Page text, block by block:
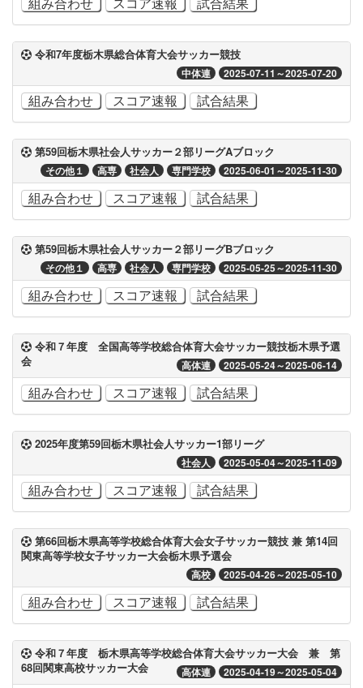
令和7年度栃木県総合体育大会サッカー競技
中体連 2025-07-11～2025-07-20
組み合わせ スコア速報 試合結果
第59回栃木県社会人サッカー２部リーグAブロック
その他１ 高専 社会人 専門学校 2025-06-01～2025-11-30
組み合わせ スコア速報 試合結果
第59回栃木県社会人サッカー２部リーグBブロック
その他１ 高専 社会人 専門学校 2025-05-25～2025-11-30
組み合わせ スコア速報 試合結果
令和７年度 全国高等学校総合体育大会サッカー競技栃木県予選
会
高体連 2025-05-24～2025-06-14
組み合わせ スコア速報 試合結果
2025年度第59回栃木県社会人サッカー1部リーグ
社会人 2025-05-04～2025-11-09
組み合わせ スコア速報 試合結果
第66回栃木県高等学校総合体育大会女子サッカー競技 兼 第14回
関東高等学校女子サッカー大会栃木県予選会
高校 2025-04-26～2025-05-10
組み合わせ スコア速報 試合結果
令和７年度 栃木県高等学校総合体育大会サッカー大会 兼 第
68回関東高校サッカー大会
高体連 2025-04-19～2025-05-04